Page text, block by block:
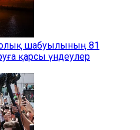
шабуылының 81
қарсы үндеулер